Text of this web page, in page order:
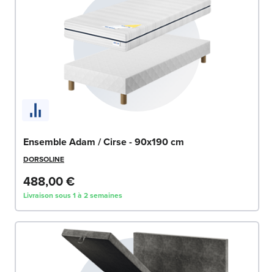
Ensemble Adam / Cirse - 90x190 cm
DORSOLINE
488,00 €
Livraison sous 1 à 2 semaines